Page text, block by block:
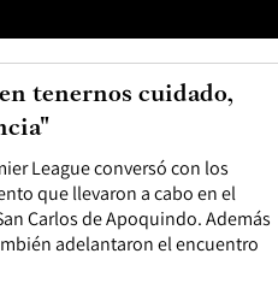
League conversó con los
que llevaron a cabo en el
Carlos de Apoquindo. Además
adelantaron el encuentro
tenernos cuidado,